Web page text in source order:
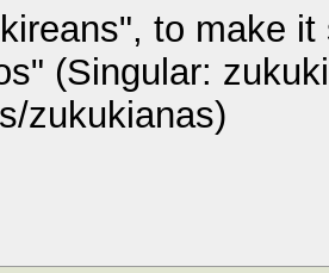
to make
(Singular:
zukukianas)